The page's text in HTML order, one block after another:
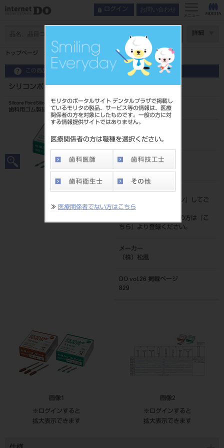
モリタのポータルサイト デンタルプラザで掲載し
ているモリタの製品、サービス等の情報は、医療
関係者の方を対象にしたものです。一般の方に対
する情報提供サイトではありません。
医療関係者の方は職種を選択ください。
≫ 医療関係者でない方はこちら
ログイン お問い合わせ
メニュー
詳細
トップページ シリコンポイント CA 12入＃13 M2（ブラウン）
この商品に関するお問い合わせ
シリコンポイント CA 12入＃13 M2（ブラウン）
Silicone Point/Silicone Polishing Stick
歯科用ゴム製研磨材
20432032013BR
JAN/EANコード
標準価格
ログイン
』してご
覧ください。
ネット会員登録がまだの方は『
こ
ちら
』より登録ください。
メーカー
（株）松風
DO vol.26 掲載ページ
829
画像1
※ログインすると
拡大表示できます
画像2
※ログインすると
拡大表示できます